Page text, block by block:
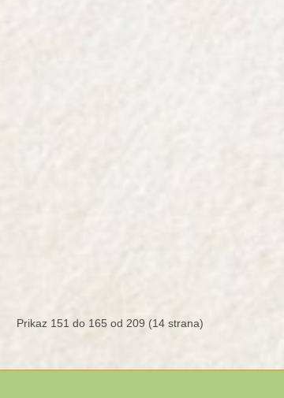
Prikaz 151 do 165 od 209 (14 strana)